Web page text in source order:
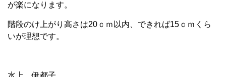
が楽になります。
階段のけ上がり高さは20ｃｍ以内、できれば15ｃｍくら
いが理想です。